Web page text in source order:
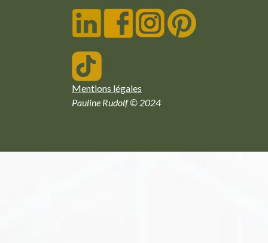
Mentions légales
Pauline Rudolf © 2024